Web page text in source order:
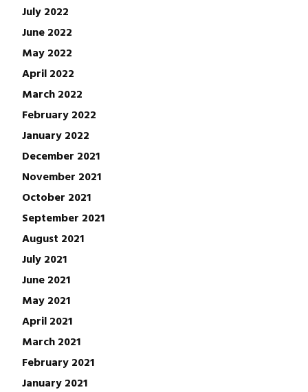
July 2022
June 2022
May 2022
April 2022
March 2022
February 2022
January 2022
December 2021
November 2021
October 2021
September 2021
August 2021
July 2021
June 2021
May 2021
April 2021
March 2021
February 2021
January 2021